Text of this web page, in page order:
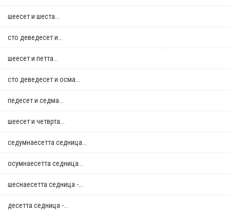
шеесет и шеста...
сто деведесет и...
шеесет и петта...
сто деведесет и осма...
педесет и седма...
шеесет и четврта...
седумнаесетта седница...
осумнaесетта седница...
шеснаесетта седница -...
десетта седница -...